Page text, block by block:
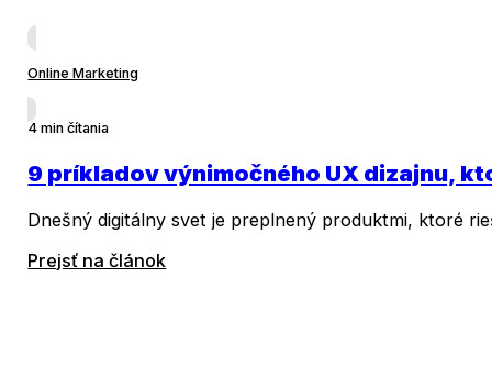
Online Marketing
4 min čítania
9 príkladov výnimočného UX dizajnu,
Dnešný digitálny svet je preplnený produktmi, ktoré
Prejsť na článok